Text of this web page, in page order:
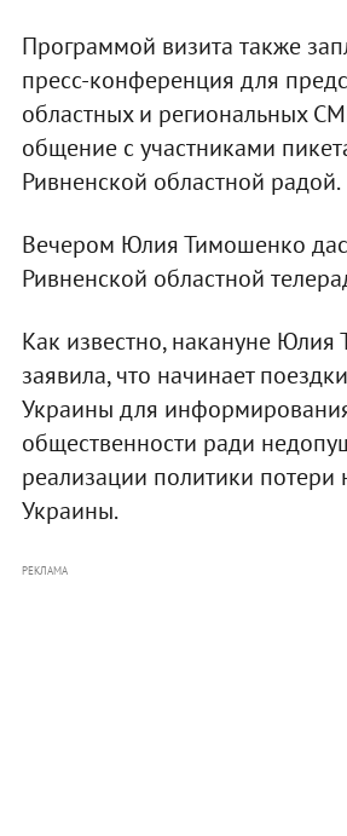
Программой визита также
пресс-конференция для
областных и региональных
общение с участниками
Ривненской областной радой.
Вечером Юлия Тимошенко
Ривненской областной
Как известно, накануне
заявила, что начинает
Украины для
общественности ради
реализации политики потери
Украины.
РЕКЛАМА